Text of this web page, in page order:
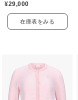
¥29,000
在庫表をみる